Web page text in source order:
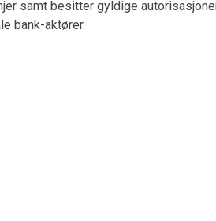
samt besitter gyldige
bank-aktører.